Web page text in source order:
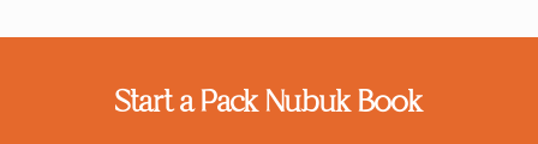
Start a Pack Nubuk Book